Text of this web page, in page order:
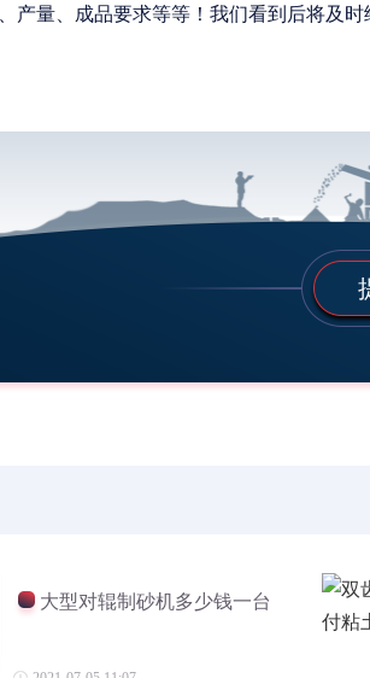
大型对辊制砂机多少钱一台